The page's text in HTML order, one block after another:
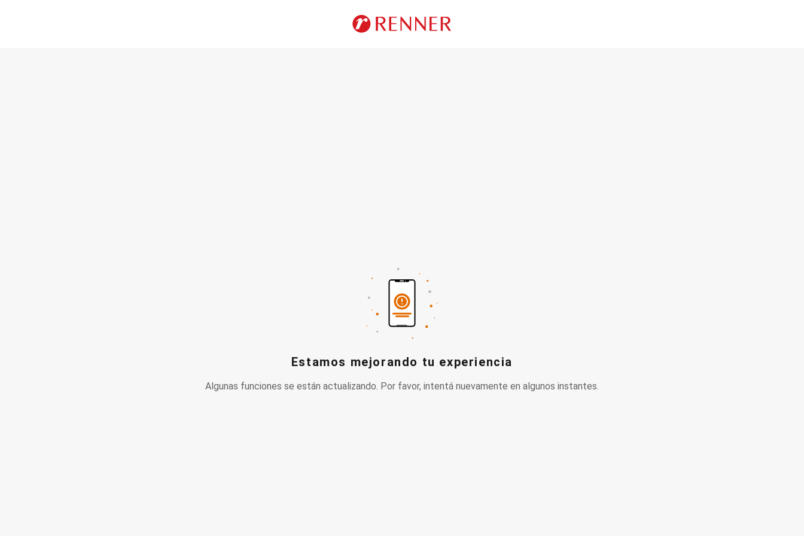
Estamos mejorando tu experiencia
Algunas funciones se están actualizando. Por favor, intentá nuevamente en algunos instantes.